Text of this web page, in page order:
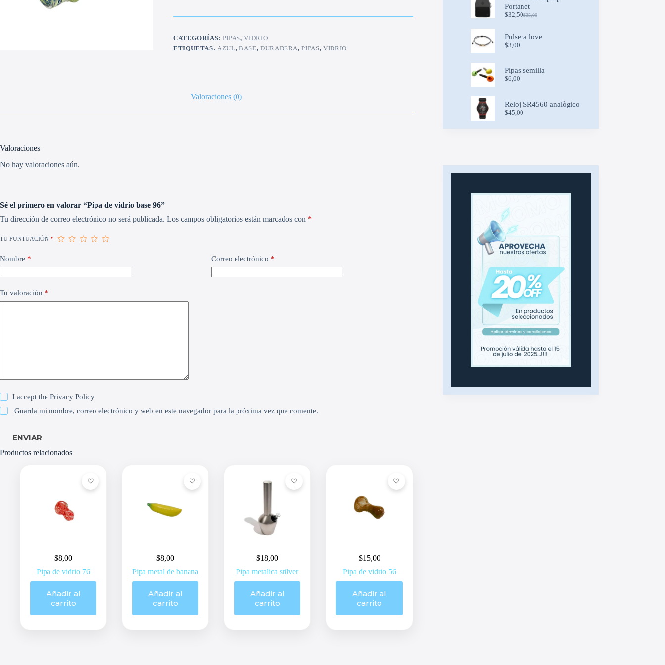
cantidad
CATEGORÍAS: PIPAS,VIDRIO
ETIQUETAS:AZUL, BASE, DURADERA,PIPAS, VIDRIO
Valoraciones (0)
Valoraciones
No hay valoraciones aún.
Sé el primero en valorar “Pipa de vidrio base 96”
Tu dirección de correo electrónico no será publicada. Los campos obligatorios están marcados con *
TU PUNTUACIÓN *
Nombre * Correo electrónico *
Tu valoración *
I accept thePrivacy Policy
Guarda mi nombre, correo electrónico y web en este navegador para la próxima vez que comente.
ENVIAR
Productos relacionados
$8,00
Pipa de vidrio 76
Añadir al
carrito
$8,00
Pipa metal de banana
Añadir al
carrito
$18,00
Pipa metalica stilver
Añadir al
carrito
$15,00
Pipa de vidrio 56
Añadir al
carrito
$12,00.
$8,00.
Portanet
$35,00
Original
was:
$35,00.
$32,50Current
$32,50.
Pulsera love
$3,00
Pipas semilla
$6,00
Reloj SR4560 analògico
$45,00